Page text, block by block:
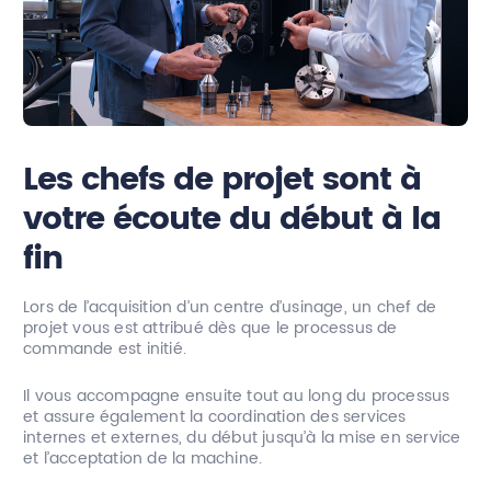
Les chefs de projet sont à
votre écoute du début à la
fin
Lors de l’acquisition d’un centre d’usinage, un chef de
projet vous est attribué dès que le processus de
commande est initié.
Il vous accompagne ensuite tout au long du processus
et assure également la coordination des services
internes et externes, du début jusqu’à la mise en service
et l’acceptation de la machine.